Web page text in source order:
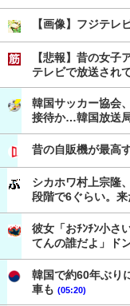
【画像】フジ
【悲報】昔の女子
テレビで放送され
韓国サッカー協会
接待か…韓国放送
昔の自販機が最高
シカホワ村上宗隆
段階で6ぐらい。
彼女「おﾁﾝﾁﾝ小さ
てんの誰だよ」ド
韓国で約60年ぶり
車も (05:20)